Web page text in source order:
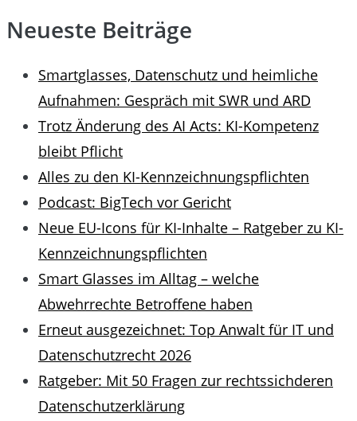
Neueste Beiträge
Smartglasses, Datenschutz und heimliche
Aufnahmen: Gespräch mit SWR und ARD
Trotz Änderung des AI Acts: KI-Kompetenz
bleibt Pflicht
Alles zu den KI-Kennzeichnungspflichten
Podcast: BigTech vor Gericht
Neue EU-Icons für KI-Inhalte – Ratgeber zu KI-
Kennzeichnungspflichten
Smart Glasses im Alltag – welche
Abwehrrechte Betroffene haben
Erneut ausgezeichnet: Top Anwalt für IT und
Datenschutzrecht 2026
Ratgeber: Mit 50 Fragen zur rechtssichderen
Datenschutzerklärung